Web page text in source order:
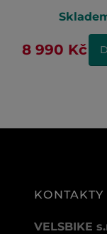
8 990 Kč
KONTAKTY
VELSBIKE